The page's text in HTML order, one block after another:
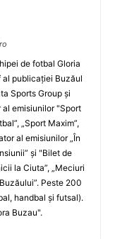
de fotbal Gloria
al publicaţiei Buzăul
Sports Group şi
emisiunilor "Sport
„Sport Maxim”,
al emisiunilor „În
şi "Bilet de
la Ciuta”, „Meciuri
Peste 200
handbal şi futsal).
Buzau".